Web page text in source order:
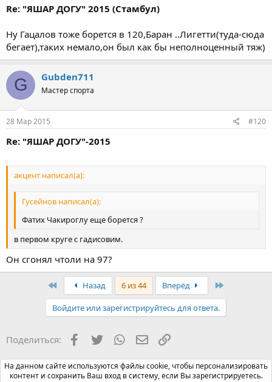
Re: "ЯШАР ДОГУ" 2015 (Стамбул)
Ну Гацалов тоже борется в 120,Баран ..Лигетти(туда-сюда
бегает),таких немало,он был как бы неполноценный тяж)
G Gubden711
Мастер спорта
28 Мар 2015 #120
Re: "ЯШАР ДОГУ"-2015
акцент написал(а):
Гусейнов написал(а):
Фатих Чакироглу еще борется ?
в первом круге с гадисовим.
Он сгонял чтоли на 97?
First Назад 6 из 44 Вперёд
Войдите или зарегистрируйтесь для ответа.
Поделиться: Facebook
Twitter WhatsAppЭлектронная почта
Турниры Яшар Догу
На данном сайте используются файлы cookie, чтобы персонализировать
контент и сохранить Ваш вход в систему, если Вы зарегистрируетесь.